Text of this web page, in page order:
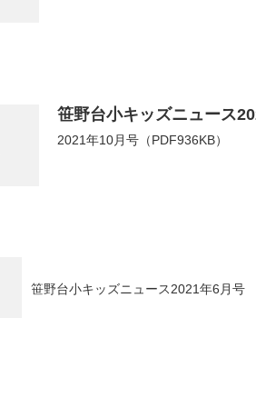
笹野台小キッズニュース
2021年10月号（PDF936KB）
笹野台小キッズニュース2021年6月号